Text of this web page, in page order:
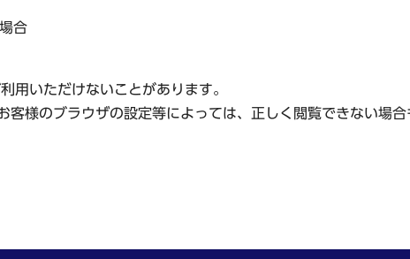
合
いただけないことがあります。
様のブラウザの設定等によっては、正しく閲覧できない場合